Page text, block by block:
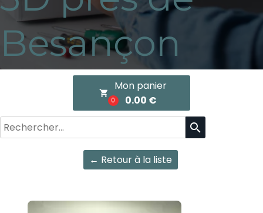
Besançon
local_grocery_store
0
Mon panier
0.00 €
search
← Retour à la liste